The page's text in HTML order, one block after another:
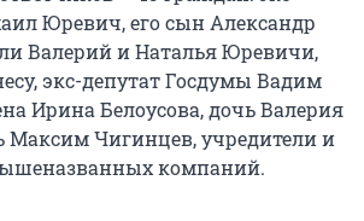
Юревич, его сын Александр
Валерий и Наталья Юревичи,
экс-депутат Госдумы Вадим
Ирина Белоусова, дочь Валерия
Максим Чигинцев, учредители и
компаний.